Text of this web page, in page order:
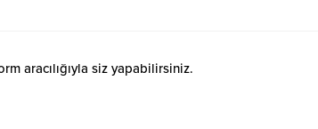
aracılığıyla siz yapabilirsiniz.